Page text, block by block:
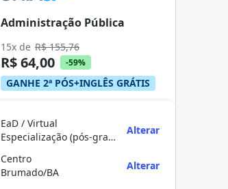
Administração Pública
15x de R$ 155,76
R$ 64,00 -59%
GANHE 2ª PÓS+INGLÊS GRÁTIS
EaD / Virtual
Especialização (pós-graduação)
Alterar
Centro
Brumado/BA
Alterar